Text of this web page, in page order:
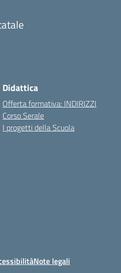
Didattica
Offerta formativa: INDIRIZZI
Corso Serale
I progetti della Scuola
Note legali